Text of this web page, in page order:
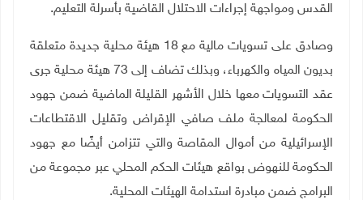
القدس ومواجهة إجراءات الاحتلال القاضية بأسرلة التعليم.
وصادق على تسويات مالية مع 18 هيئة محلية جديدة متعلقة
بديون المياه والكهرباء، وبذلك تضاف إلى 73 هيئة محلية جرى
عقد التسويات معها خلال الأشهر القليلة الماضية ضمن جهود
الحكومة لمعالجة ملف صافي الإقراض وتقليل الاقتطاعات
الإسرائيلية من أموال المقاصة والتي تتزامن أيضًا مع جهود
الحكومة للنهوض بواقع هيئات الحكم المحلي عبر مجموعة من
البرامج ضمن مبادرة استدامة الهيئات المحلية.